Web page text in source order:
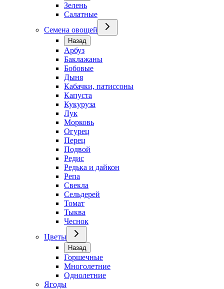
Зелень
Салатные
Семена овощей
Назад
Арбуз
Баклажаны
Бобовые
Дыня
Кабачки, патиссоны
Капуста
Кукуруза
Лук
Морковь
Огурец
Перец
Подвой
Редис
Редька и дайкон
Репа
Свекла
Сельдерей
Томат
Тыква
Чеснок
Цветы
Назад
Горшечные
Многолетние
Однолетние
Ягоды